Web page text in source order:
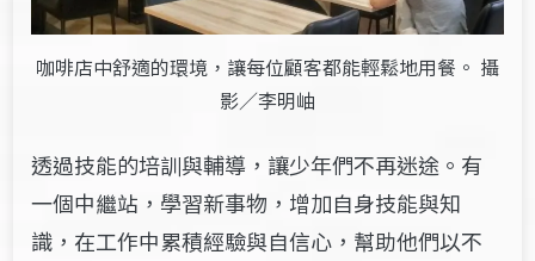
咖啡店中舒適的環境，讓每位顧客都能輕鬆地用餐。 攝
影／李明岫
透過技能的培訓與輔導，讓少年們不再迷途。有
一個中繼站，學習新事物，增加自身技能與知
識，在工作中累積經驗與自信心，幫助他們以不